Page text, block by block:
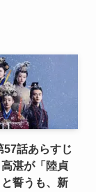
57話あらすじ
湛が「陸貞
誓うも、新